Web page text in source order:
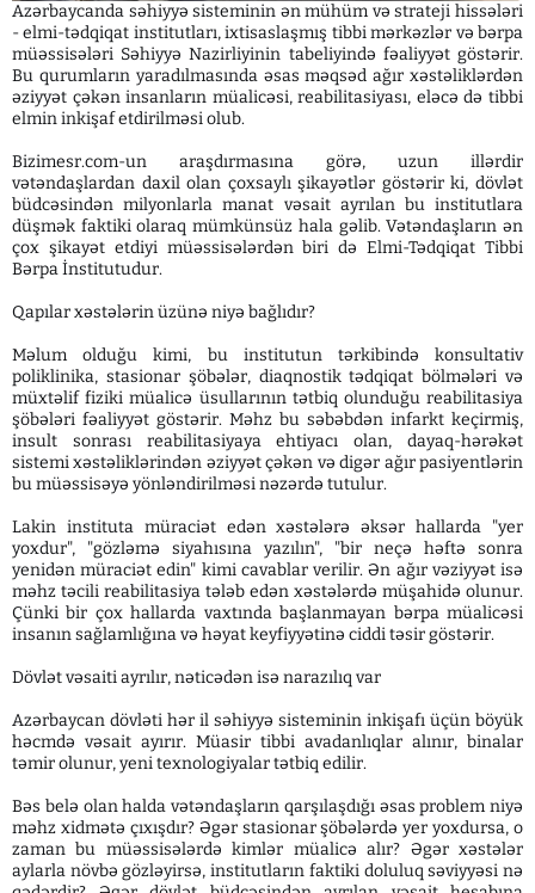
Azərbaycanda səhiyyə sisteminin ən mühüm və strateji hissələri
- elmi-tədqiqat institutları, ixtisaslaşmış tibbi mərkəzlər və bərpa
müəssisələri Səhiyyə Nazirliyinin tabeliyində fəaliyyət göstərir.
Bu qurumların yaradılmasında əsas məqsəd ağır xəstəliklərdən
əziyyət çəkən insanların müalicəsi, reabilitasiyası, eləcə də tibbi
elmin inkişaf etdirilməsi olub.
Bizimesr.com-un araşdırmasına görə, uzun illərdir
vətəndaşlardan daxil olan çoxsaylı şikayətlər göstərir ki, dövlət
büdcəsindən milyonlarla manat vəsait ayrılan bu institutlara
düşmək faktiki olaraq mümkünsüz hala gəlib. Vətəndaşların ən
çox şikayət etdiyi müəssisələrdən biri də Elmi-Tədqiqat Tibbi
Bərpa İnstitutudur.
Qapılar xəstələrin üzünə niyə bağlıdır?
Məlum olduğu kimi, bu institutun tərkibində konsultativ
poliklinika, stasionar şöbələr, diaqnostik tədqiqat bölmələri və
müxtəlif fiziki müalicə üsullarının tətbiq olunduğu reabilitasiya
şöbələri fəaliyyət göstərir. Məhz bu səbəbdən infarkt keçirmiş,
insult sonrası reabilitasiyaya ehtiyacı olan, dayaq-hərəkət
sistemi xəstəliklərindən əziyyət çəkən və digər ağır pasiyentlərin
bu müəssisəyə yönləndirilməsi nəzərdə tutulur.
Lakin instituta müraciət edən xəstələrə əksər hallarda "yer
yoxdur", "gözləmə siyahısına yazılın", "bir neçə həftə sonra
yenidən müraciət edin" kimi cavablar verilir. Ən ağır vəziyyət isə
məhz təcili reabilitasiya tələb edən xəstələrdə müşahidə olunur.
Çünki bir çox hallarda vaxtında başlanmayan bərpa müalicəsi
insanın sağlamlığına və həyat keyfiyyətinə ciddi təsir göstərir.
Dövlət vəsaiti ayrılır, nəticədən isə narazılıq var
Azərbaycan dövləti hər il səhiyyə sisteminin inkişafı üçün böyük
həcmdə vəsait ayırır. Müasir tibbi avadanlıqlar alınır, binalar
təmir olunur, yeni texnologiyalar tətbiq edilir.
Bəs belə olan halda vətəndaşların qarşılaşdığı əsas problem niyə
məhz xidmətə çıxışdır? Əgər stasionar şöbələrdə yer yoxdursa, o
zaman bu müəssisələrdə kimlər müalicə alır? Əgər xəstələr
aylarla növbə gözləyirsə, institutların faktiki doluluq səviyyəsi nə